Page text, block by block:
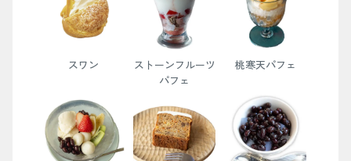
スワン
ストーンフルーツ
パフェ
桃寒天パフェ